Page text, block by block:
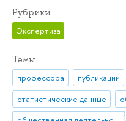
Рубрики
Экспертиза
Темы
профессора публикации
статистические данные